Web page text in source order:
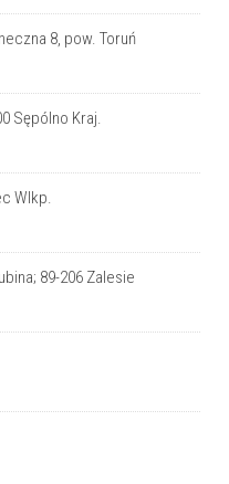
8, pow. Toruń
Sępólno Kraj.
Wlkp.
89-206 Zalesie